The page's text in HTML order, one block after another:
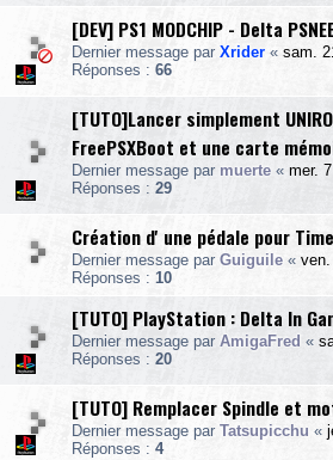
[DEV] PS1 MODCHIP - Delta
Dernier message par Xrider « sam.
Réponses : 66
[TUTO]Lancer simplement
FreePSXBoot et une carte
Dernier message par muerte « mer.
Réponses : 29
Création d' une pédale pour
Dernier message par Guiguile «
Réponses : 10
[TUTO] PlayStation : Delta In
Dernier message par AmigaFred «
Réponses : 20
[TUTO] Remplacer Spindle et
Dernier message par Tatsupicchu «
Réponses : 4